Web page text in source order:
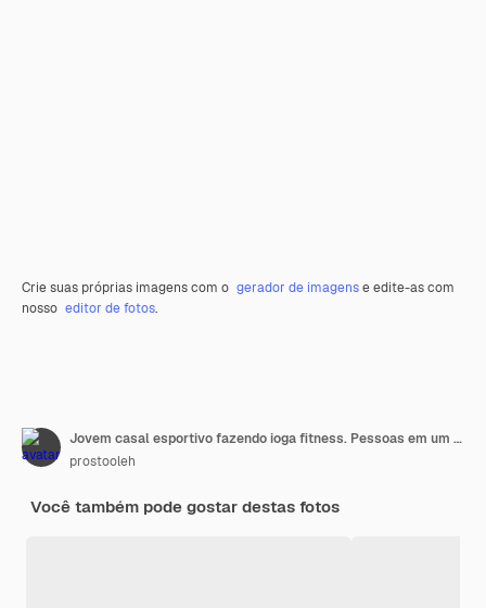
Crie suas próprias imagens com o gerador de imagense edite-as com
nosso editor de fotos.
Jovem casal esportivo fazendo ioga fitness. Pessoas em um parque de verão.
prostooleh
Você também pode gostar destas fotos